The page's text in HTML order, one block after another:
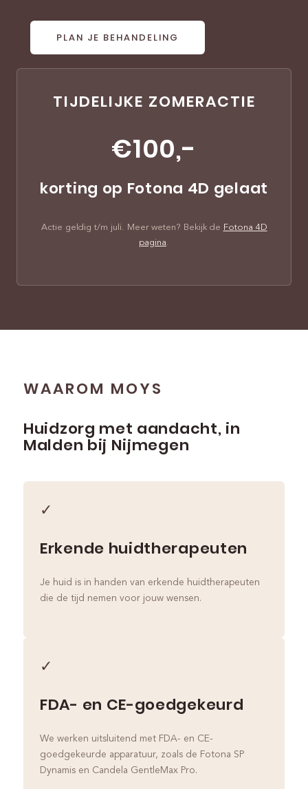
PLAN JE BEHANDELING
TIJDELIJKE ZOMERACTIE
€100,-
korting op Fotona 4D gelaat
Actie geldig t/m juli. Meer weten? Bekijk de Fotona 4D
pagina.
WAAROM MOYS
Huidzorg met aandacht, in
Malden bij Nijmegen
✓
Erkende huidtherapeuten
Je huid is in handen van erkende huidtherapeuten
die de tijd nemen voor jouw wensen.
✓
FDA- en CE-goedgekeurd
We werken uitsluitend met FDA- en CE-
goedgekeurde apparatuur, zoals de Fotona SP
Dynamis en Candela GentleMax Pro.